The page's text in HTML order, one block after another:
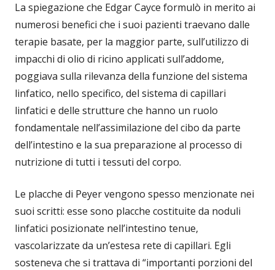
La spiegazione che Edgar Cayce formulò in merito ai
numerosi benefici che i suoi pazienti traevano dalle
terapie basate, per la maggior parte, sull’utilizzo di
impacchi di olio di ricino applicati sull’addome,
poggiava sulla rilevanza della funzione del sistema
linfatico, nello specifico, del sistema di capillari
linfatici e delle strutture che hanno un ruolo
fondamentale nell’assimilazione del cibo da parte
dell’intestino e la sua preparazione al processo di
nutrizione di tutti i tessuti del corpo.
Le placche di Peyer vengono spesso menzionate nei
suoi scritti: esse sono placche costituite da noduli
linfatici posizionate nell’intestino tenue,
vascolarizzate da un’estesa rete di capillari. Egli
sosteneva che si trattava di “importanti porzioni del